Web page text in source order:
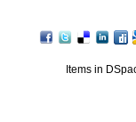
Items in